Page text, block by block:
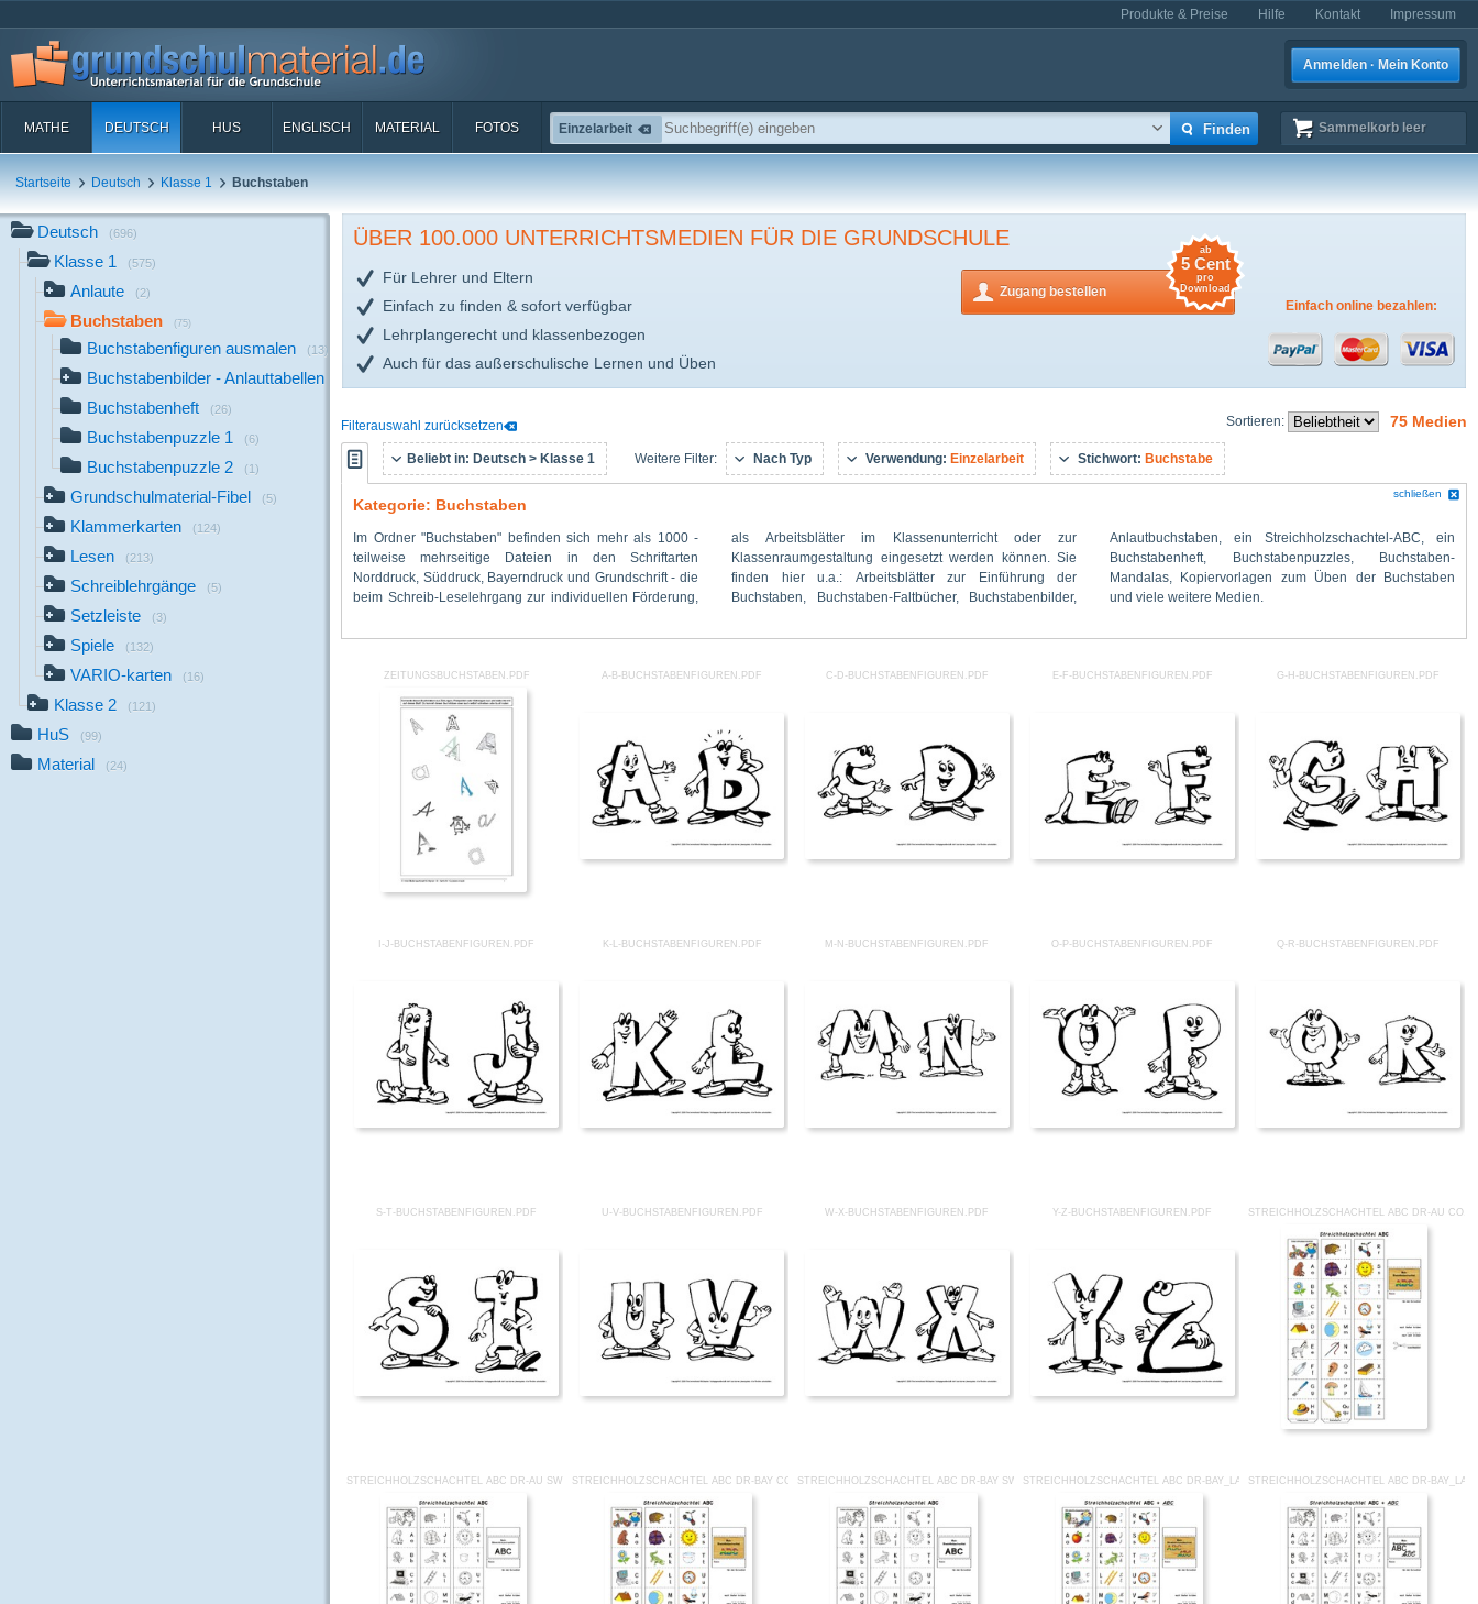
Produkte & Preise Hilfe Kontakt Impressum
Anmelden · Mein Konto
MATHE DEUTSCH HUS ENGLISCH MATERIAL FOTOS Sammelkorb leer
Einzelarbeit
Startseite Deutsch Klasse 1 Buchstaben
Deutsch (696)
Klasse 1 (575)
Anlaute (2)
Buchstaben (75)
Buchstabenfiguren ausmalen (13)
Buchstabenbilder - Anlauttabellen
Buchstabenheft (26)
Buchstabenpuzzle 1 (6)
Buchstabenpuzzle 2 (1)
Grundschulmaterial-Fibel (5)
Klammerkarten (124)
Lesen (213)
Schreiblehrgänge (5)
Setzleiste (3)
Spiele (132)
VARIO-karten (16)
Klasse 2 (121)
HuS (99)
Material (24)
ÜBER 100.000 UNTERRICHTSMEDIEN FÜR DIE GRUNDSCHULE
Für Lehrer und Eltern
Einfach zu finden & sofort verfügbar
Lehrplangerecht und klassenbezogen
Auch für das außerschulische Lernen und Üben
Zugang bestellen
ab
5 Cent
pro
Download
Einfach online bezahlen:
Sortieren: 75 Medien
Filterauswahl zurücksetzen
Beliebt in: Deutsch > Klasse 1 Weitere Filter: Nach Typ Verwendung: Einzelarbeit Stichwort: Buchstabe
schließen
Kategorie: Buchstaben
Im Ordner "Buchstaben" befinden sich mehr als 1000 -
teilweise mehrseitige Dateien in den Schriftarten
Norddruck, Süddruck, Bayerndruck und Grundschrift - die
beim Schreib-Leselehrgang zur individuellen Förderung,
als Arbeitsblätter im Klassenunterricht oder zur
Klassenraumgestaltung eingesetzt werden können. Sie
finden hier u.a.: Arbeitsblätter zur Einführung der
Buchstaben, Buchstaben-Faltbücher, Buchstabenbilder,
Anlautbuchstaben, ein Streichholzschachtel-ABC, ein
Buchstabenheft, Buchstabenpuzzles, Buchstaben-
Mandalas, Kopiervorlagen zum Üben der Buchstaben
und viele weitere Medien.
ZEITUNGSBUCHSTABEN.PDF A-B-BUCHSTABENFIGUREN.PDF C-D-BUCHSTABENFIGUREN.PDF E-F-BUCHSTABENFIGUREN.PDF G-H-BUCHSTABENFIGUREN.PDF
I-J-BUCHSTABENFIGUREN.PDF K-L-BUCHSTABENFIGUREN.PDF M-N-BUCHSTABENFIGUREN.PDF O-P-BUCHSTABENFIGUREN.PDF Q-R-BUCHSTABENFIGUREN.PDF
S-T-BUCHSTABENFIGUREN.PDF U-V-BUCHSTABENFIGUREN.PDF W-X-BUCHSTABENFIGUREN.PDF Y-Z-BUCHSTABENFIGUREN.PDF STREICHHOLZSCHACHTEL ABC DR-AU
STREICHHOLZSCHACHTEL ABC DR-AU SW.PDFSTREICHHOLZSCHACHTEL ABC DR-BAY CO.PDFSTREICHHOLZSCHACHTEL ABC DR-BAY SW.PDFSTREICHHOLZSCHACHTEL ABC DR-BAY_LA CO.PDFSTREICHHOLZSCHACHTEL ABC DR-BAY_LA